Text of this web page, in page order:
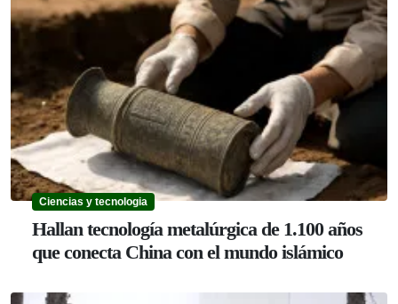
Ciencias y tecnologia
Hallan tecnología metalúrgica de 1.100 años
que conecta China con el mundo islámico